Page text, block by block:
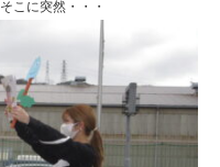
こに突然・・・